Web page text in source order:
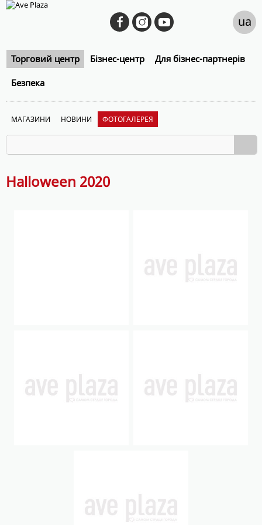
Торговий центр Бізнес-центр Для бізнес-партнерів
Безпека
ua
МАГАЗИНИ НОВИНИ ФОТОГАЛЕРЕЯ
Halloween 2020